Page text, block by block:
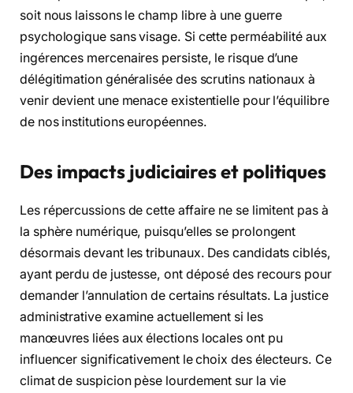
soit nous laissons le champ libre à une guerre
psychologique sans visage. Si cette perméabilité aux
ingérences mercenaires persiste, le risque d’une
délégitimation généralisée des scrutins nationaux à
venir devient une menace existentielle pour l’équilibre
de nos institutions européennes.
Des impacts judiciaires et politiques
Les répercussions de cette affaire ne se limitent pas à
la sphère numérique, puisqu’elles se prolongent
désormais devant les tribunaux. Des candidats ciblés,
ayant perdu de justesse, ont déposé des recours pour
demander l’annulation de certains résultats. La justice
administrative examine actuellement si les
manœuvres liées aux élections locales ont pu
influencer significativement le choix des électeurs. Ce
climat de suspicion pèse lourdement sur la vie